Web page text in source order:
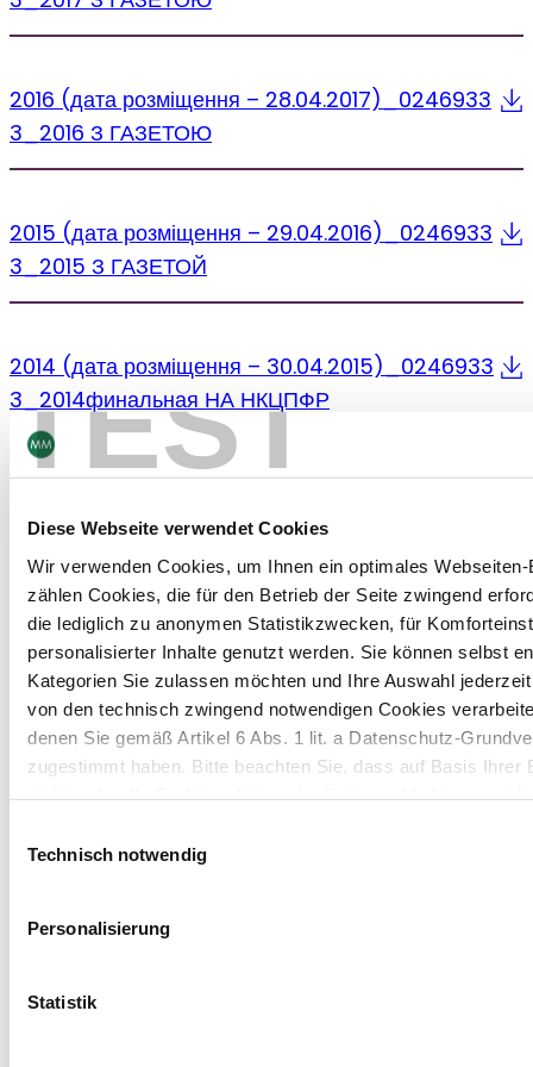
TEST
Diese Webseite verwendet Cookies
Wir verwenden Cookies, um Ihnen ein optimales
zählen Cookies, die für den Betrieb der Seite zwingend
die lediglich zu anonymen Statistikzwecken, für
personalisierter Inhalte genutzt werden. Sie können selbst
Kategorien Sie zulassen möchten und Ihre Auswahl
von den technisch zwingend notwendigen Cookies
denen Sie gemäß Artikel 6 Abs. 1 lit. a Datenschutz-
zugestimmt haben. Bitte beachten Sie, dass auf Basis Ihrer
Weitere Informationen finden Sie in unserem
Drittstaaten:
Indem Sie auf "Alle bestätigen" klicken oder
Technisch notwendig
Personalisierung
Statistik
2016 (дата розміщення – 28.04.2017)_0246933
3_2016 З ГАЗЕТОЮ
2015 (дата розміщення – 29.04.2016)_0246933
3_2015 З ГАЗЕТОЙ
2014 (дата розміщення – 30.04.2015)_0246933
3_2014финальная НА НКЦПФР
3_2013 БРИЧЕЕВА І В
2012 (дата розміщення – 26.04.2013)_0246933
3_2012
Інша інформація
А 17102025